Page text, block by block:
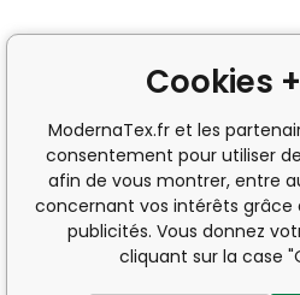
Cookies
ModernaTex.fr et les
consentement pour utiliser
afin de vous montrer, entre
concernant vos intérêts grâce
publicités. Vous donnez
cliquant sur la case